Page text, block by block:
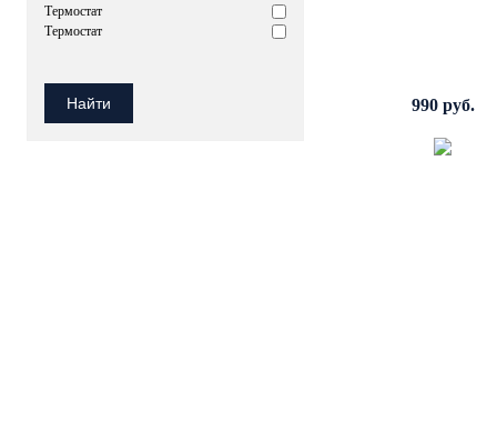
Термостат
Термостат
990 руб.